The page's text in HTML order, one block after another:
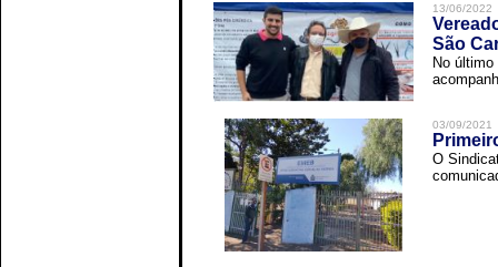
13/06/2022
São
No
03/09/2021
O